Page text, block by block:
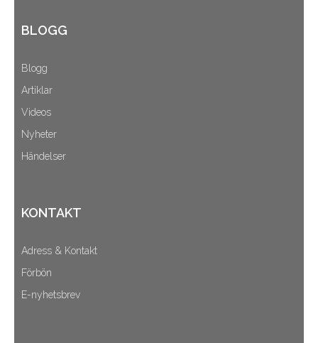
BLOGG
Blogg
Artiklar
Videos
Nyheter
Händelser
KONTAKT
Adress & Kontakt
Förbön
E-nyhetsbrev